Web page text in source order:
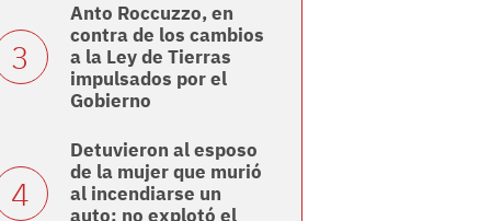
Anto Roccuzzo, en
contra de los cambios
a la Ley de Tierras
impulsados por el
Gobierno
Detuvieron al esposo
de la mujer que murió
al incendiarse un
auto: no explotó el